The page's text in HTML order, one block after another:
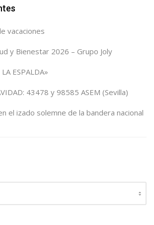
vacaciones
y Bienestar 2026 – Grupo Joly
ESPALDA»
43478 y 98585 ASEM (Sevilla)
el izado solemne de la bandera nacional